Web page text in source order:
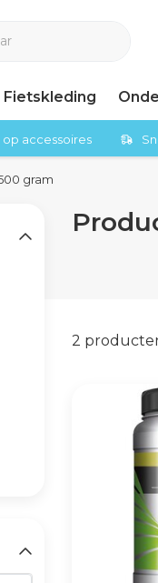
Fietskleding
op accessoires
gram
2